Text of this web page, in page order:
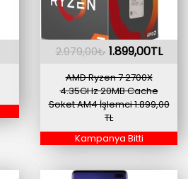
2.979,00₺ 1.899,00TL
AMD Ryzen 7 2700X
4.35GHz 20MB Cache
Soket AM4 İşlemci 1.899,00
TL
Kampanya Bitti